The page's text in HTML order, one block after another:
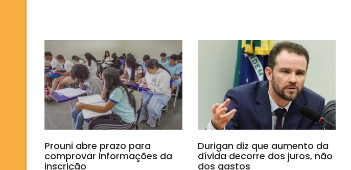
Prouni abre prazo para
comprovar informações da
inscrição
Durigan diz que aumento da
dívida decorre dos juros, não
dos gastos